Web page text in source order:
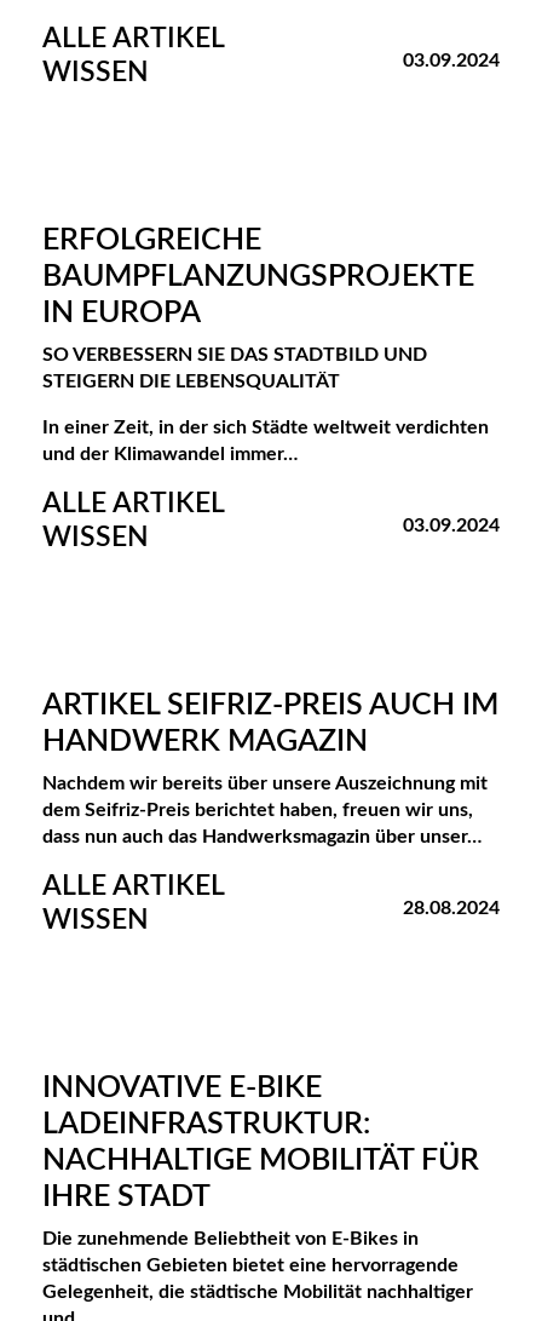
B
A
R
N
P
R
O
N
S
E
R
V
S
M
A
G
A
ALLE ARTIKEL
WISSEN
03.09.2024
ERFOLGREICHE
BAUMPFLANZUNGSPROJEKTE
IN EUROPA
SO VERBESSERN SIE DAS STADTBILD UND
STEIGERN DIE LEBENSQUALITÄT
In einer Zeit, in der sich Städte weltweit verdichten
und der Klimawandel immer…
ALLE ARTIKEL
WISSEN
03.09.2024
ARTIKEL SEIFRIZ-PREIS AUCH IM
HANDWERK MAGAZIN
Nachdem wir bereits über unsere Auszeichnung mit
dem Seifriz-Preis berichtet haben, freuen wir uns,
dass nun auch das Handwerksmagazin über unser…
ALLE ARTIKEL
WISSEN
28.08.2024
INNOVATIVE E-BIKE
LADEINFRASTRUKTUR:
NACHHALTIGE MOBILITÄT FÜR
IHRE STADT
Die zunehmende Beliebtheit von E-Bikes in
städtischen Gebieten bietet eine hervorragende
Gelegenheit, die städtische Mobilität nachhaltiger